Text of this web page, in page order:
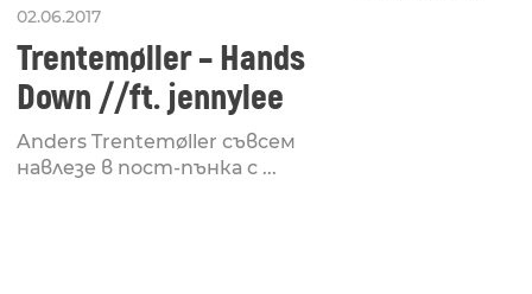
02.06.2017
Trentemøller – Hands
Down //ft. jennylee
Anders Trentemøller съвсем
навлезе в пост-пънка с ...